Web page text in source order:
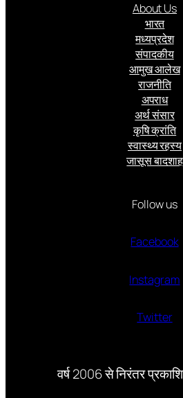
About Us
भारत
मध्यप्रदेश
संपादकीय
आमुख आलेख
राजनीति
अपराध
अर्थ संसार
कृषि क्रांति
स्वास्थ्य रहस्य
जासूस बादशाह
Follow us
Facebook
Instagram
Twitter
वर्ष 2006 से निरंतर